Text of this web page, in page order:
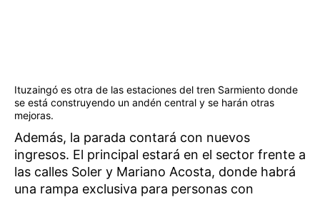
Ituzaingó es otra de las estaciones del tren Sarmiento donde
se está construyendo un andén central y se harán otras
mejoras.
Además, la parada contará con nuevos
ingresos. El principal estará en el sector frente a
las calles Soler y Mariano Acosta, donde habrá
una rampa exclusiva para personas con